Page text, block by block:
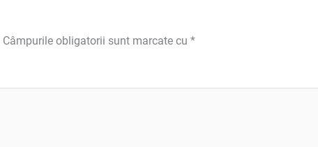
Câmpurile obligatorii sunt marcate cu *